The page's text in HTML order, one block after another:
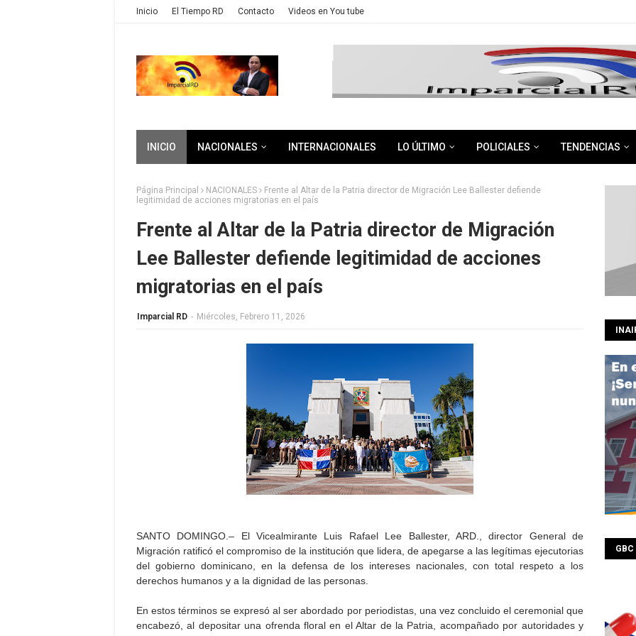
Inicio El Tiempo RD Contacto Videos en You tube
INICIO NACIONALES INTERNACIONALES LO ÚLTIMO POLICIALES TENDENCIAS
Página Principal NACIONALES
Frente al Altar de la Patria director de Migración Lee Ballester defiende
legitimidad de acciones migratorias en el país
Frente al Altar de la Patria director de Migración
Lee Ballester defiende legitimidad de acciones
migratorias en el país
Imparcial RD - Miércoles, Febrero 11, 2026
SANTO DOMINGO.– El Vicealmirante Luis Rafael Lee Ballester, ARD., director General de
Migración ratificó el compromiso de la institución que lidera, de apegarse a las legítimas ejecutorias
del gobierno dominicano, en la defensa de los intereses nacionales, con total respeto a los
derechos humanos y a la dignidad de las personas.
En estos términos se expresó al ser abordado por periodistas, una vez concluido el ceremonial que
encabezó, al depositar una ofrenda floral en el Altar de la Patria, acompañado por autoridades y
GBC